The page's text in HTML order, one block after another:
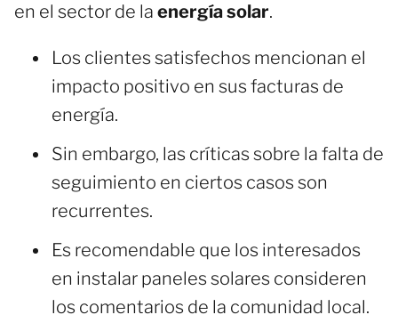
en el sector de la energía solar.
Los clientes satisfechos mencionan el
impacto positivo en sus facturas de
energía.
Sin embargo, las críticas sobre la falta de
seguimiento en ciertos casos son
recurrentes.
Es recomendable que los interesados
en instalar paneles solares consideren
los comentarios de la comunidad local.